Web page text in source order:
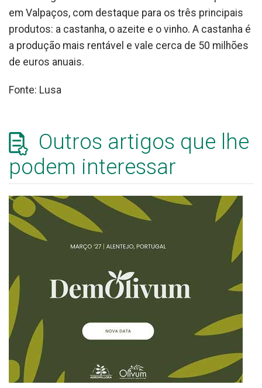
em Valpaços, com destaque para os três principais
produtos: a castanha, o azeite e o vinho. A castanha é
a produção mais rentável e vale cerca de 50 milhões
de euros anuais.
Fonte: Lusa
Outros artigos que lhe
podem interessar